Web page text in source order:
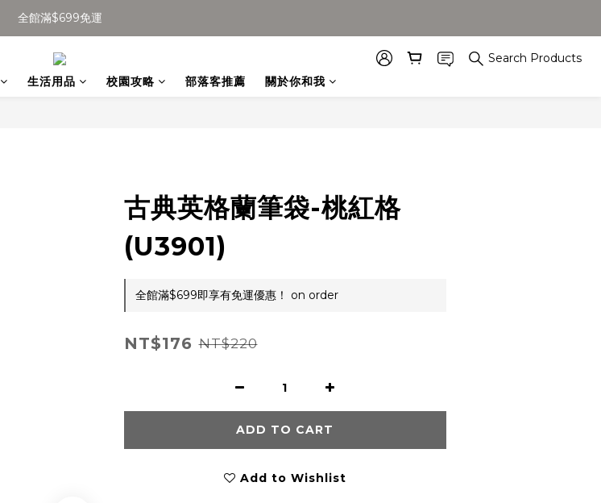
全館滿$699免運
全館滿$699免運
加入會員得$100購物金👉
全館滿$699免運
Search Products
生活用品 校園攻略 部落客推薦 關於你和我
古典英格蘭筆袋-桃紅格
(U3901)
全館滿$699即享有免運優惠！ on order
NT$176 NT$220
ADD TO CART
Add to Wishlist